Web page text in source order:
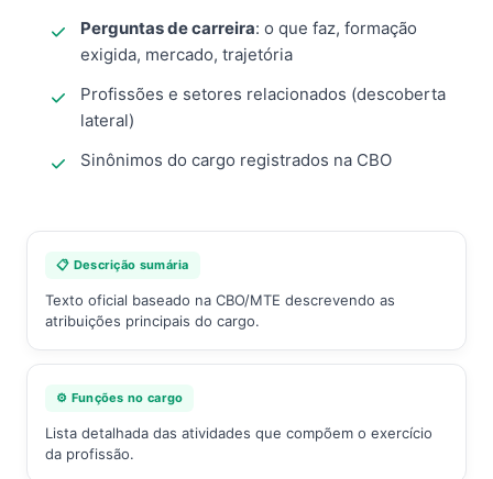
Perguntas de carreira: o que faz, formação
exigida, mercado, trajetória
Profissões e setores relacionados (descoberta
lateral)
Sinônimos do cargo registrados na CBO
📋 Descrição sumária
Texto oficial baseado na CBO/MTE descrevendo as
atribuições principais do cargo.
⚙️ Funções no cargo
Lista detalhada das atividades que compõem o exercício
da profissão.